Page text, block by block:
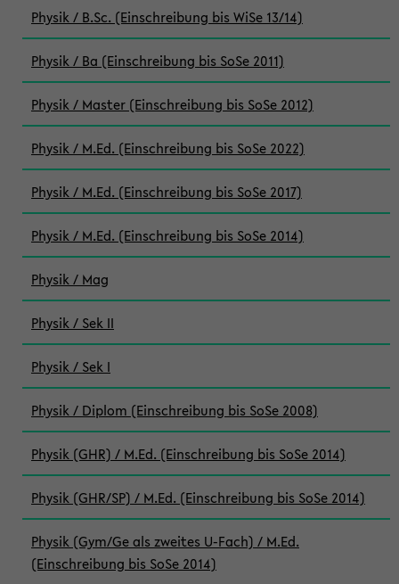
Physik / B.Sc. (Einschreibung bis WiSe 13/14)
Physik / Ba (Einschreibung bis SoSe 2011)
Physik / Master (Einschreibung bis SoSe 2012)
Physik / M.Ed. (Einschreibung bis SoSe 2022)
Physik / M.Ed. (Einschreibung bis SoSe 2017)
Physik / M.Ed. (Einschreibung bis SoSe 2014)
Physik / Mag
Physik / Sek II
Physik / Sek I
Physik / Diplom (Einschreibung bis SoSe 2008)
Physik (GHR) / M.Ed. (Einschreibung bis SoSe 2014)
Physik (GHR/SP) / M.Ed. (Einschreibung bis SoSe 2014)
Physik (Gym/Ge als zweites U-Fach) / M.Ed.
(Einschreibung bis SoSe 2014)